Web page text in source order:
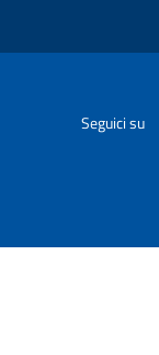
Seguici su